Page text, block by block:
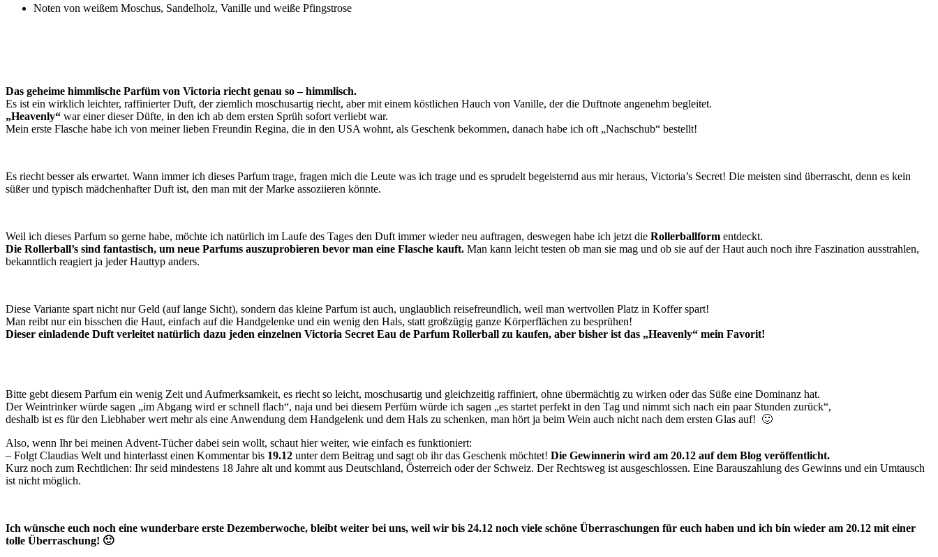
Noten von weißem Moschus, Sandelholz, Vanille und weiße Pfingstrose
Das geheime himmlische Parfüm von Victoria riecht genau so – himmlisch.
Es ist ein wirklich leichter, raffinierter Duft, der ziemlich moschusartig riecht, aber mit einem köstlichen Hauch von Vanille, der die Duftnote angenehm begleitet.
„Heavenly“ war einer dieser Düfte, in den ich ab dem ersten Sprüh sofort verliebt war.
Mein erste Flasche habe ich von meiner lieben Freundin Regina, die in den USA wohnt, als Geschenk bekommen, danach habe ich oft „Nachschub“ bestellt!
Es riecht besser als erwartet. Wann immer ich dieses Parfum trage, fragen mich die Leute was ich trage und es sprudelt begeisternd aus mir heraus, Victoria’s Secret! Die meisten sind überrascht, denn es kein
süßer und typisch mädchenhafter Duft ist, den man mit der Marke assoziieren könnte.
Weil ich dieses Parfum so gerne habe, möchte ich natürlich im Laufe des Tages den Duft immer wieder neu auftragen, deswegen habe ich jetzt die Rollerballform entdeckt.
Die Rollerball’s sind fantastisch, um neue Parfums auszuprobieren bevor man eine Flasche kauft. Man kann leicht testen ob man sie mag und ob sie auf der Haut auch noch ihre Faszination ausstrahlen,
bekanntlich reagiert ja jeder Hauttyp anders.
Diese Variante spart nicht nur Geld (auf lange Sicht), sondern das kleine Parfum ist auch, unglaublich reisefreundlich, weil man wertvollen Platz in Koffer spart!
Man reibt nur ein bisschen die Haut, einfach auf die Handgelenke und ein wenig den Hals, statt großzügig ganze Körperflächen zu besprühen!
Dieser einladende Duft verleitet natürlich dazu jeden einzelnen Victoria Secret Eau de Parfum Rollerball zu kaufen, aber bisher ist das „Heavenly“ mein Favorit!
Bitte gebt diesem Parfum ein wenig Zeit und Aufmerksamkeit, es riecht so leicht, moschusartig und gleichzeitig raffiniert, ohne übermächtig zu wirken oder das Süße eine Dominanz hat.
Der Weintrinker würde sagen „im Abgang wird er schnell flach“, naja und bei diesem Perfüm würde ich sagen „es startet perfekt in den Tag und nimmt sich nach ein paar Stunden zurück“,
deshalb ist es für den Liebhaber wert mehr als eine Anwendung dem Handgelenk und dem Hals zu schenken, man hört ja beim Wein auch nicht nach dem ersten Glas auf! 🙂
Also, wenn Ihr bei meinen Advent-Tücher dabei sein wollt, schaut hier weiter, wie einfach es funktioniert:
– Folgt Claudias Welt und hinterlasst einen Kommentar bis 19.12 unter dem Beitrag und sagt ob ihr das Geschenk möchtet! Die Gewinnerin wird am 20.12 auf dem Blog veröffentlicht.
Kurz noch zum Rechtlichen: Ihr seid mindestens 18 Jahre alt und kommt aus Deutschland, Österreich oder der Schweiz. Der Rechtsweg ist ausgeschlossen. Eine Barauszahlung des Gewinns und ein Umtausch
ist nicht möglich.
Ich wünsche euch noch eine wunderbare erste Dezemberwoche, bleibt weiter bei uns, weil wir bis 24.12 noch viele schöne Überraschungen für euch haben und ich bin wieder am 20.12 mit einer
tolle Überraschung! 🙂